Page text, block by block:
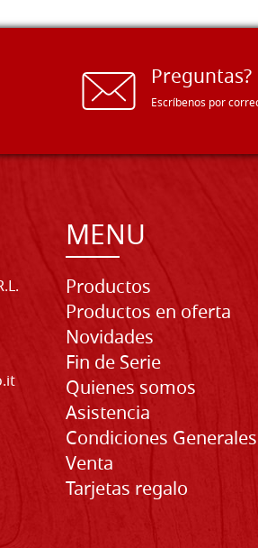
Preguntas?
Escríbenos por
MENU
Productos
Productos en oferta
Novidades
Fin de Serie
Quienes somos
Asistencia
Condiciones
Venta
Tarjetas regalo